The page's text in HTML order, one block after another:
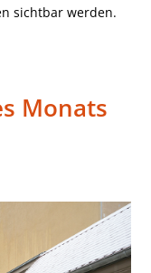
sichtbar werden.
Monats